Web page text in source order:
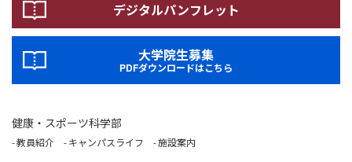
デジタルパンフレット
大学院生募集
PDFダウンロードはこちら
健康・スポーツ科学部
教員紹介 キャンパスライフ 施設案内